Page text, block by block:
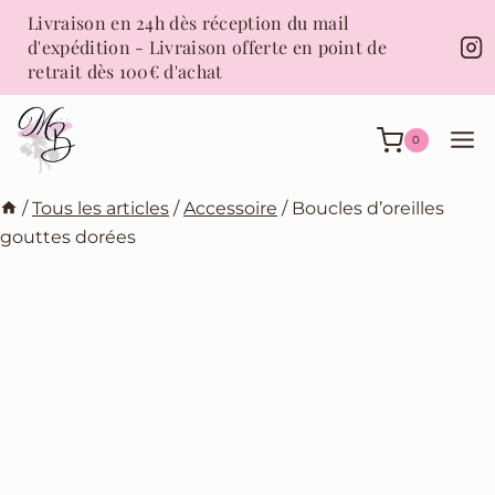
Aller
contenu
Livraison en 24h dès réception du mail
d'expédition - Livraison offerte en point de
retrait dès 100€ d'achat
0
/ Tous les articles / Accessoire / Boucles d’oreilles
gouttes dorées